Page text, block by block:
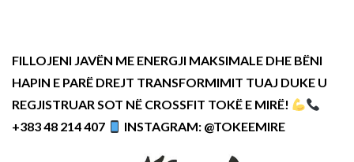
FILLOJENI JAVËN ME ENERGJI MAKSIMALE DHE BËNI
HAPIN E PARË DREJT TRANSFORMIMIT TUAJ DUKE U
REGJISTRUAR SOT NË CROSSFIT TOKË E MIRË!
+383 48 214 407
INSTAGRAM: @TOKEEMIRE